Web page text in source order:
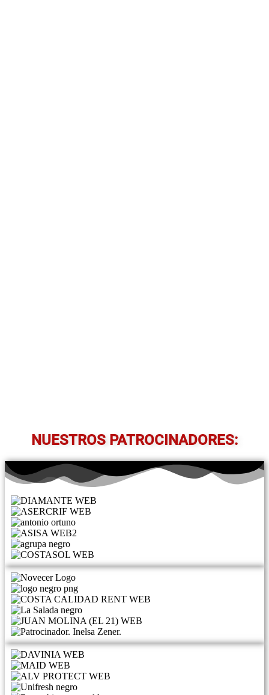
NUESTROS PATROCINADORES: